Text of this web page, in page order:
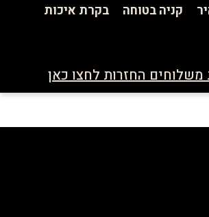
קניה בטוחה בקרת איכות
משלוחים החזרות לחצו כאן